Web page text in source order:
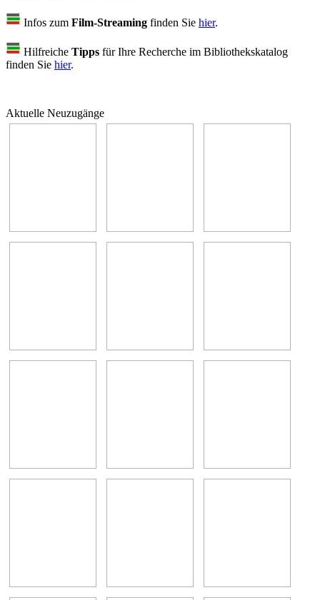
Infos zum Film-Streaming finden Sie hier.
Hilfreiche Tipps für Ihre Recherche im Bibliothekskatalog
finden Sie hier.
Aktuelle Neuzugänge